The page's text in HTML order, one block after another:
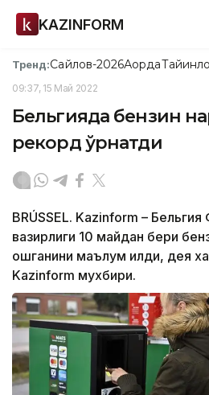
KAZINFORM
Тренд:Сайлов-2026Ақорда
09:37, 15 Май 2022
Бельгияда бензин
рекорд ўрнатди
BRÚSSEL. Kazinform –
вазирлиги 10 майдан бери
ошганини маълум қилди, дея
Kazinform мухбири.